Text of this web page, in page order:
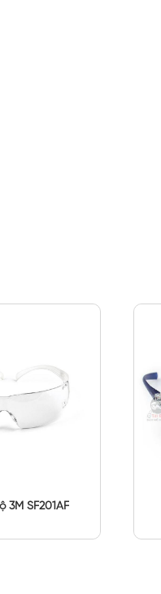
3M SF201AF